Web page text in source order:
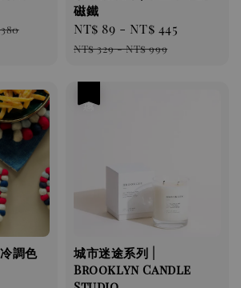
磁鐵
Sale
price
NT$ 89 - NT$ 445
NT$ 329-NT$ 999
調色
城市迷途系列 |
Brooklyn Candle